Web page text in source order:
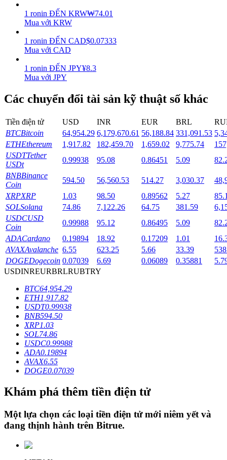
Staking
Lợi nhuận cao và truy cập ngay lập tức
Launchpool
Đặt cọc linh hoạt để kiếm được các token phổ biến.
Khóa BTR
Khoản vay
1 ronin ĐẾN KRW₩74.01
Mua với KRW
1 ronin ĐẾN CAD$0.07333
Mua với CAD
1 ronin ĐẾN JPY¥8.3
Mua với JPY
Các chuyển đổi tài sản kỹ thuật số khác
Tiền điện tử USD INR EUR BRL
BTCBitcoin 64,954.29 6,179,670.61 56,188.84 331,091.53
ETHEthereum 1,917.82 182,459.70 1,659.02 9,775.74
USDTTether
USDt
0.99938 95.08 0.86451 5.09
BNBBinance
Coin
594.50 56,560.53 514.27 3,030.37
XRPXRP 1.03 98.50 0.89562 5.27
SOLSolana 74.86 7,122.26 64.75 381.59
USDCUSD
Coin
0.99988 95.12 0.86495 5.09
ADACardano 0.19894 18.92 0.17209 1.01
AVAXAvalanche 6.55 623.25 5.66 33.39
DOGEDogecoin 0.07039 6.69 0.06089 0.35881
USDINREURBRLRUBTRY
BTC64,954.29
ETH1,917.82
USDT0.99938
BNB594.50
XRP1.03
SOL74.86
USDC0.99988
ADA0.19894
AVAX6.55
DOGE0.07039
Khám phá thêm tiền điện tử
Một lựa chọn các loại tiền điện tử mới niêm yết và
đang thịnh hành trên Bitrue.